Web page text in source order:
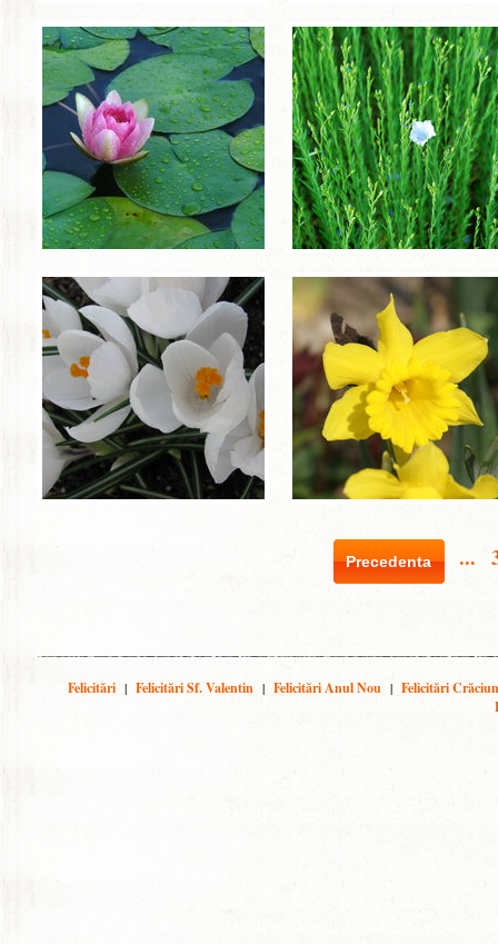
Precedenta ...
Felicitări | Felicitări Sf. Valentin | Felicitări Anul Nou | Felicitări